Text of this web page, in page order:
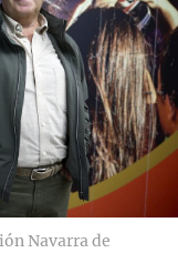
Navarra de